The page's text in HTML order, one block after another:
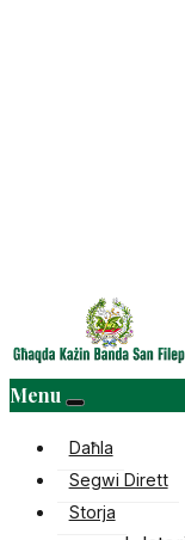
Menu
Daħla
Segwi Dirett
Storja